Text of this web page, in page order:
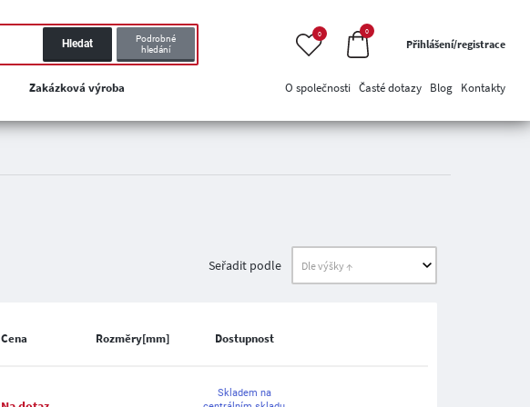
Hledat
Podrobné
hledání
0 0
Přihlášení/registrace
Zakázková výroba O společnosti Časté dotazy Blog Kontakty
Seřadit podle
Cena Rozměry[mm] Dostupnost
Skladem na